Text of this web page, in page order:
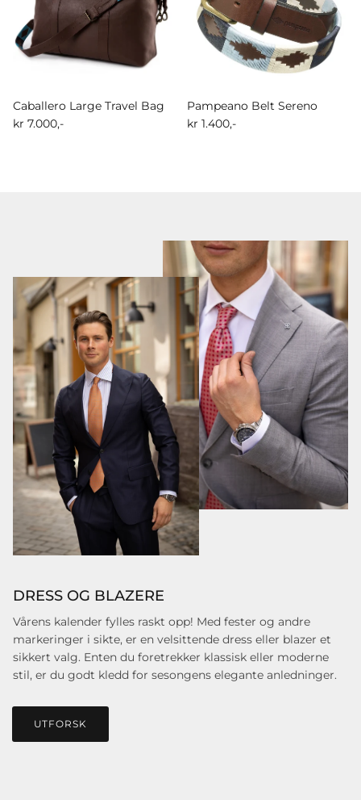
Caballero Large Travel Bag
kr 7.000,-
Pampeano Belt Sereno
kr 1.400,-
DRESS OG BLAZERE
Vårens kalender fylles raskt opp! Med fester og andre
markeringer i sikte, er en velsittende dress eller blazer et
sikkert valg. Enten du foretrekker klassisk eller moderne
stil, er du godt kledd for sesongens elegante anledninger.
UTFORSK